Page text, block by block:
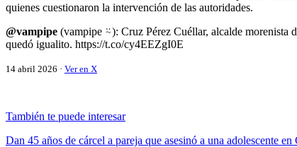
quienes cuestionaron la intervención de las autoridades.
@vampipe (vampipe ⍨): Cruz Pérez Cuéllar, alcalde morenista
quedó igualito. https://t.co/cy4EEZgI0E
14 abril 2026 · Ver en X
También te puede interesar
Dan 45 años de cárcel a pareja que asesinó a una adolescente